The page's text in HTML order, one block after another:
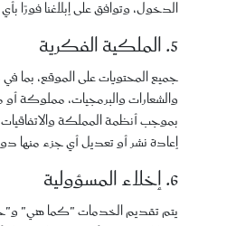
الدخول، وتوافق على إبلاغنا فورًا
5. الملكية الفكرية
جميع المحتويات على الموقع،
والشعارات والبرمجيات، مملوكة
بموجب أنظمة المملكة
إعادة نشر أو تعديل أي جزء منها
6. إخلاء المسؤولية
يتم تقديم الخدمات "كما هي"